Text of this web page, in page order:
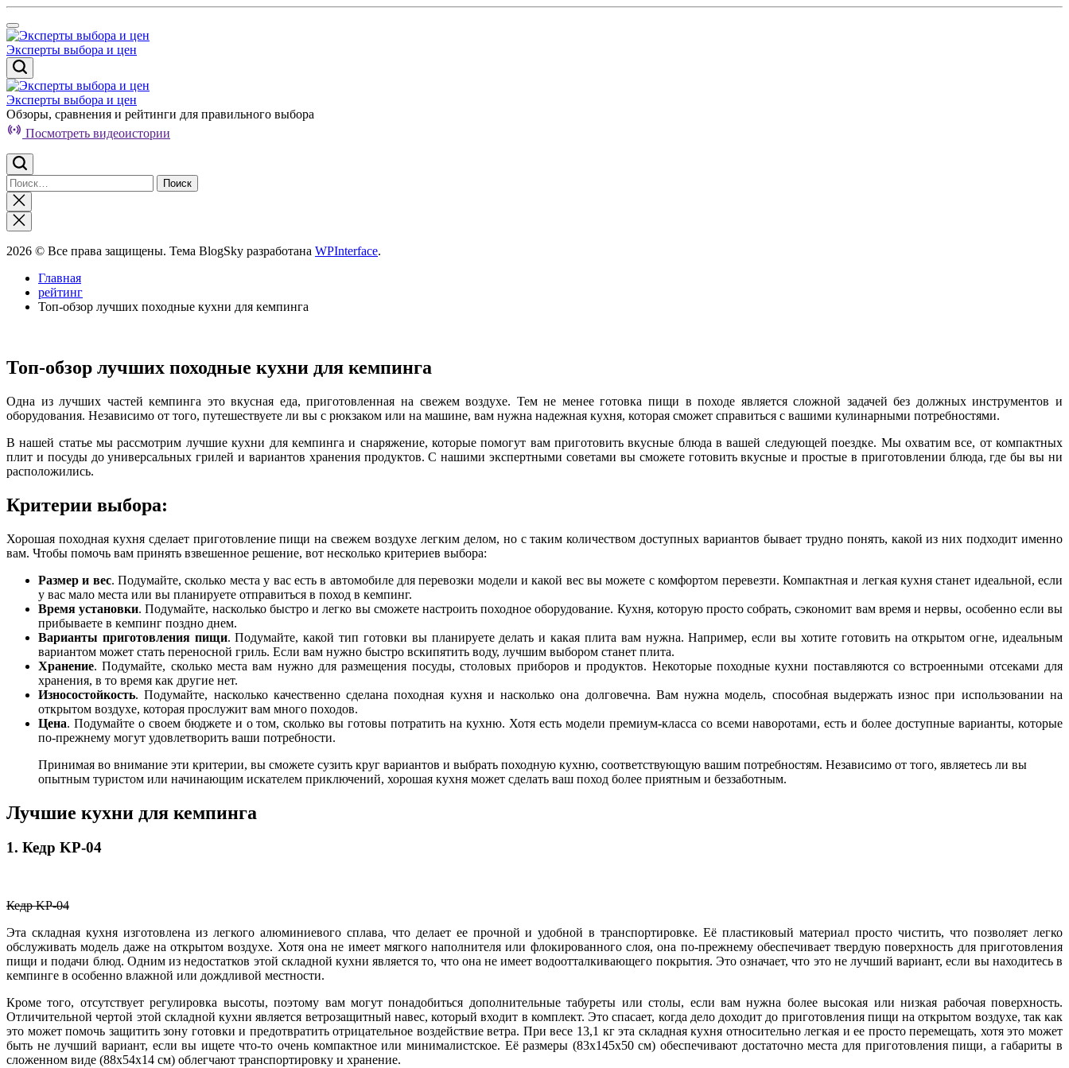
Перейти
к
содержимому
Эксперты выбора и цен
Эксперты выбора и цен
Обзоры, сравнения и рейтинги для правильного выбора
Посмотреть видеоистории
Найти:
Закрыть
поиск
2026 © Все права защищены. Тема BlogSky разработана WPInterface.
Главная
рейтинг
Топ-обзор лучших походные кухни для кемпинга
Топ-обзор лучших походные кухни для кемпинга
Одна из лучших частей кемпинга это вкусная еда, приготовленная на свежем воздухе. Тем не менее готовка пищи в походе является сложной задачей без должных инструментов и
оборудования. Независимо от того, путешествуете ли вы с рюкзаком или на машине, вам нужна надежная кухня, которая сможет справиться с вашими кулинарными потребностями.
В нашей статье мы рассмотрим лучшие кухни для кемпинга и снаряжение, которые помогут вам приготовить вкусные блюда в вашей следующей поездке. Мы охватим все, от компактных
плит и посуды до универсальных грилей и вариантов хранения продуктов. С нашими экспертными советами вы сможете готовить вкусные и простые в приготовлении блюда, где бы вы ни
расположились.
Критерии выбора:
Хорошая походная кухня сделает приготовление пищи на свежем воздухе легким делом, но с таким количеством доступных вариантов бывает трудно понять, какой из них подходит именно
вам. Чтобы помочь вам принять взвешенное решение, вот несколько критериев выбора:
Размер и вес. Подумайте, сколько места у вас есть в автомобиле для перевозки модели и какой вес вы можете с комфортом перевезти. Компактная и легкая кухня станет идеальной, если
у вас мало места или вы планируете отправиться в поход в кемпинг.
Время установки. Подумайте, насколько быстро и легко вы сможете настроить походное оборудование. Кухня, которую просто собрать, сэкономит вам время и нервы, особенно если вы
прибываете в кемпинг поздно днем.
Варианты приготовления пищи. Подумайте, какой тип готовки вы планируете делать и какая плита вам нужна. Например, если вы хотите готовить на открытом огне, идеальным
вариантом может стать переносной гриль. Если вам нужно быстро вскипятить воду, лучшим выбором станет плита.
Хранение. Подумайте, сколько места вам нужно для размещения посуды, столовых приборов и продуктов. Некоторые походные кухни поставляются со встроенными отсеками для
хранения, в то время как другие нет.
Износостойкость. Подумайте, насколько качественно сделана походная кухня и насколько она долговечна. Вам нужна модель, способная выдержать износ при использовании на
открытом воздухе, которая прослужит вам много походов.
Цена. Подумайте о своем бюджете и о том, сколько вы готовы потратить на кухню. Хотя есть модели премиум-класса со всеми наворотами, есть и более доступные варианты, которые
по-прежнему могут удовлетворить ваши потребности.
Принимая во внимание эти критерии, вы сможете сузить круг вариантов и выбрать походную кухню, соответствующую вашим потребностям. Независимо от того, являетесь ли вы
опытным туристом или начинающим искателем приключений, хорошая кухня может сделать ваш поход более приятным и беззаботным.
Лучшие кухни для кемпинга
1. Кедр KP-04
Кедр KP-04
Эта складная кухня изготовлена из легкого алюминиевого сплава, что делает ее прочной и удобной в транспортировке. Её пластиковый материал просто чистить, что позволяет легко
обслуживать модель даже на открытом воздухе. Хотя она не имеет мягкого наполнителя или флокированного слоя, она по-прежнему обеспечивает твердую поверхность для приготовления
пищи и подачи блюд. Одним из недостатков этой складной кухни является то, что она не имеет водоотталкивающего покрытия. Это означает, что это не лучший вариант, если вы находитесь в
кемпинге в особенно влажной или дождливой местности.
Кроме того, отсутствует регулировка высоты, поэтому вам могут понадобиться дополнительные табуреты или столы, если вам нужна более высокая или низкая рабочая поверхность.
Отличительной чертой этой складной кухни является ветрозащитный навес, который входит в комплект. Это спасает, когда дело доходит до приготовления пищи на открытом воздухе, так как
это может помочь защитить зону готовки и предотвратить отрицательное воздействие ветра. При весе 13,1 кг эта складная кухня относительно легкая и ее просто перемещать, хотя это может
быть не лучший вариант, если вы ищете что-то очень компактное или минималистское. Её размеры (83x145x50 см) обеспечивают достаточно места для приготовления пищи, а габариты в
сложенном виде (88x54x14 см) облегчают транспортировку и хранение.